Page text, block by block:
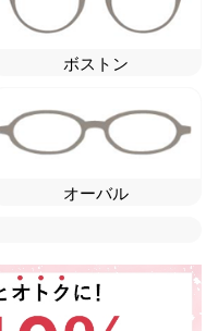
ボストン
オーバル